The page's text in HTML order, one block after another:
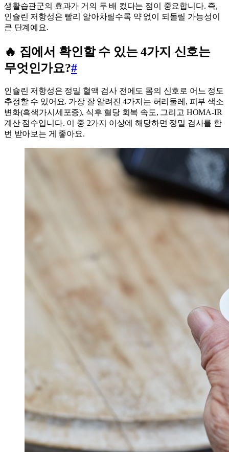
생활습관군의 효과가 거의 두 배 컸다는 점이 중요합니다. 즉,
인슐린 저항성은 빨리 알아차릴수록 약 없이 되돌릴 가능성이
큰 단계예요.
🔥 집에서 확인할 수 있는 4가지 신호는
무엇인가요?#
인슐린 저항성은 정밀 혈액 검사 전에도 몸의 신호로 어느 정도
추정할 수 있어요. 가장 잘 알려진 4가지는 허리둘레, 피부 색소
변화(흑색가시세포증), 식후 혈당 회복 속도, 그리고 HOMA-IR
계산 점수입니다. 이 중 2가지 이상에 해당하면 정밀 검사를 한
번 받아보는 게 좋아요.